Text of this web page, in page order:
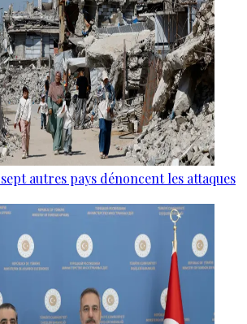
autres pays dénoncent les attaques